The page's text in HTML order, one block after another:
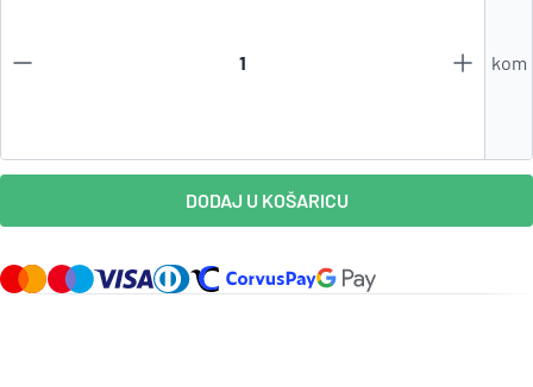
kom
DODAJ U KOŠARICU